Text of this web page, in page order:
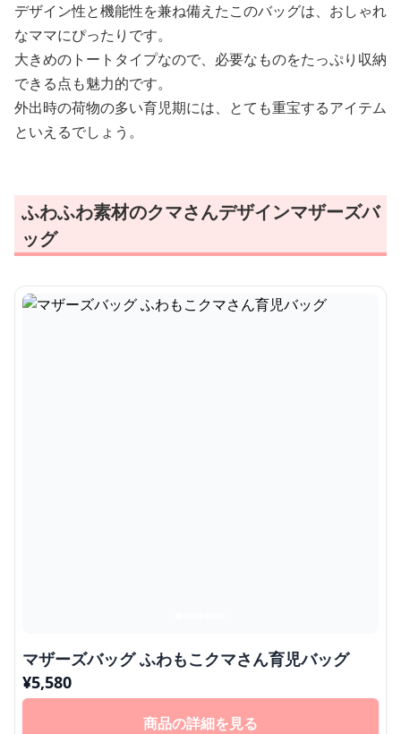
デザイン性と機能性を兼ね備えたこのバッグは、おしゃれ
なママにぴったりです。
大きめのトートタイプなので、必要なものをたっぷり収納
できる点も魅力的です。
外出時の荷物の多い育児期には、とても重宝するアイテム
といえるでしょう。
ふわふわ素材のクマさんデザインマザーズバ
ッグ
マザーズバッグ ふわもこクマさん育児バッグ
¥5,580
商品の詳細を見る